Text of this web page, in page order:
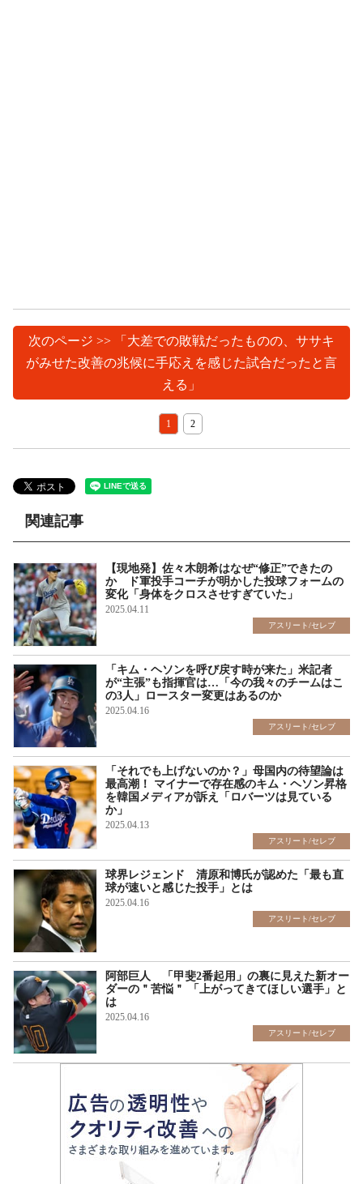
次のページ >> 「大差での敗戦だったものの、ササキ
がみせた改善の兆候に手応えを感じた試合だったと言
える」
1 2
関連記事
【現地発】佐々木朗希はなぜ“修正”できたの
か ド軍投手コーチが明かした投球フォームの
変化「身体をクロスさせすぎていた」
2025.04.11
アスリート/セレブ
「キム・ヘソンを呼び戻す時が来た」米記者
が“主張”も指揮官は…「今の我々のチームはこ
の3人」ロースター変更はあるのか
2025.04.16
アスリート/セレブ
「それでも上げないのか？」母国内の待望論は
最高潮！ マイナーで存在感のキム・ヘソン昇格
を韓国メディアが訴え「ロバーツは見ている
か」
2025.04.13
アスリート/セレブ
球界レジェンド 清原和博氏が認めた「最も直
球が速いと感じた投手」とは
2025.04.16
アスリート/セレブ
阿部巨人 「甲斐2番起用」の裏に見えた新オー
ダーの＂苦悩＂ 「上がってきてほしい選手」と
は
2025.04.16
アスリート/セレブ